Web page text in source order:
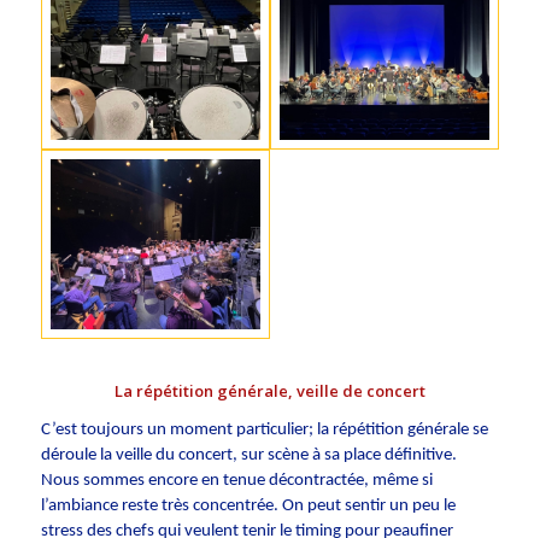
La répétition générale, veille de concert
C’est toujours un moment particulier; la répétition générale se
déroule la veille du concert, sur scène à sa place définitive.
Nous sommes encore en tenue décontractée, même si
l’ambiance reste très concentrée. On peut sentir un peu le
stress des chefs qui veulent tenir le timing pour peaufiner